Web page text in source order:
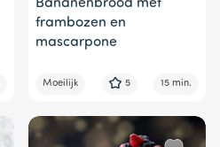
Bananenbrood met
frambozen en
mascarpone
Moeilijk 5 15 min.